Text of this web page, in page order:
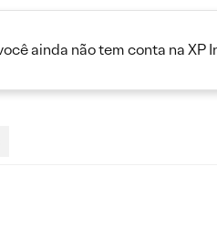
ainda não tem conta na XP